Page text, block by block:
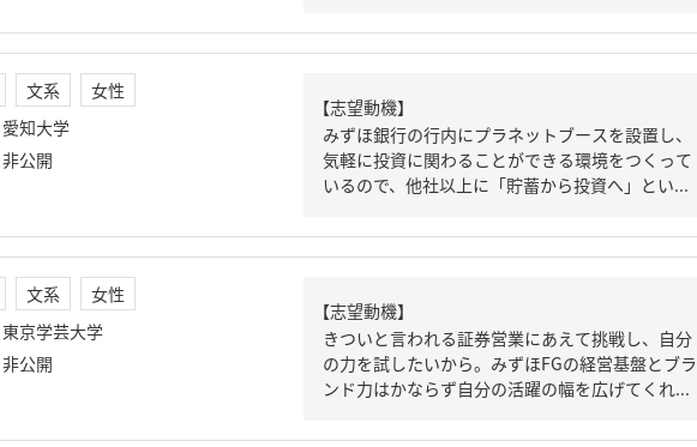
文系
女性
愛知大学
非公開
【志望動機】
みずほ銀行の行内にプラネットブースを設置し、
気軽に投資に関わることができる環境をつくって
いるので、他社以上に「貯蓄から投資へ」とい...
文系
女性
東京学芸大学
非公開
【志望動機】
きついと言われる証券営業にあえて挑戦し、自分
の力を試したいから。みずほFGの経営基盤とブラ
ンド力はかならず自分の活躍の幅を広げてくれ...